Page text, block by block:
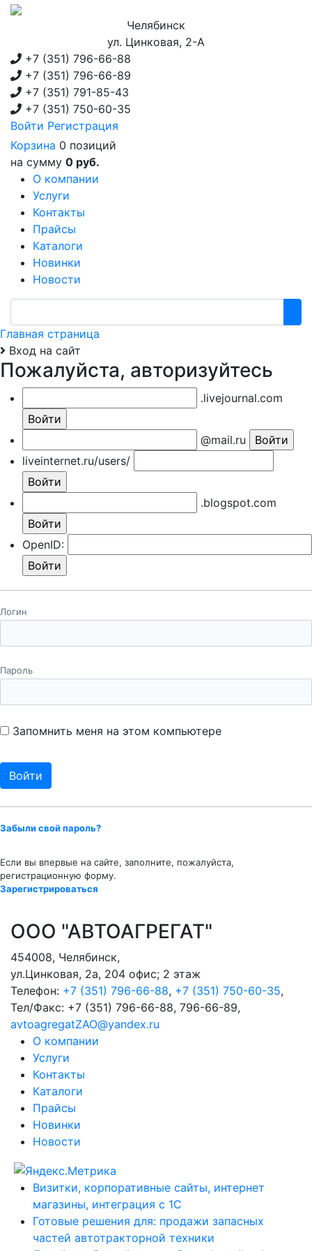
Челябинск
ул. Цинковая, 2-А
+7 (351) 796-66-88
+7 (351) 796-66-89
+7 (351) 791-85-43
+7 (351) 750-60-35
Войти Регистрация
Корзина 0 позиций
на сумму 0 руб.
О компании
Услуги
Контакты
Прайсы
Каталоги
Новинки
Новости
Главная страница
Вход на сайт
Пожалуйста, авторизуйтесь
.livejournal.com
@mail.ru
liveinternet.ru/users/
.blogspot.com
OpenID:
Логин
Пароль
Запомнить меня на этом компьютере
Забыли свой пароль?
Если вы впервые на сайте, заполните, пожалуйста,
регистрационную форму.
Зарегистрироваться
ООО "АВТОАГРЕГАТ"
454008, Челябинск,
ул.Цинковая, 2а, 204 офис; 2 этаж
Телефон: +7 (351) 796-66-88, +7 (351) 750-60-35,
Тел/Факс: +7 (351) 796-66-88, 796-66-89,
avtoagregatZAO@yandex.ru
О компании
Услуги
Контакты
Каталоги
Прайсы
Новинки
Новости
Визитки, корпоративные сайты, интернет
магазины, интеграция с 1С
Готовые решения для: продажи запасных
частей автотракторной техники